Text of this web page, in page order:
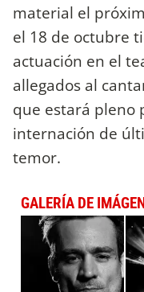
material el
el 18 de octubre
actuación en el
allegados al
que estará pleno
internación de
temor.
GALERÍA DE